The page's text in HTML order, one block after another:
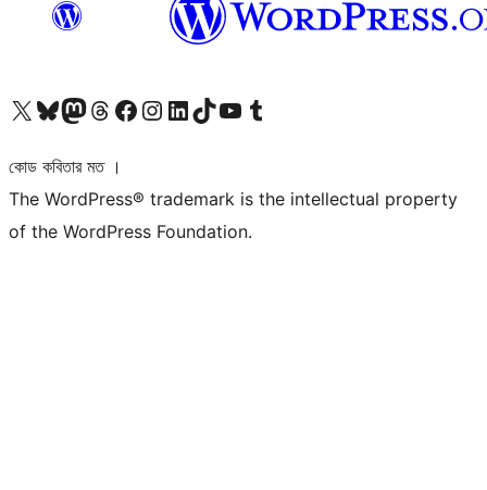
আমাদের X (আগের টুইটার) অ্যাকাউন্টে যানআমাদের Bluesky অ্যাকাউন্টটি দেখুনআমাদের মাস্টোডন অ্যাকাউন্টটি দেখুনআমাদের থ্রেডস অ্যাকাউন্টটি দেখুনআমাদের ফেসবুক পেজ দেখুনআমাদের ইন্সটাগ্রাম অ্যাকাউন্ট দেখুনআমাদের লিঙ্কডইন অ্যাকাউন্টে যানআমাদের TikTok অ্যাকাউন্টটি দেখুনআমাদের ইউটিউব চ্যানেলে যান আমাদের টাম্বলার অ্যাকাউন্ট দেখুন
কোড কবিতার মত ।
The WordPress® trademark is the intellectual property
of the WordPress Foundation.